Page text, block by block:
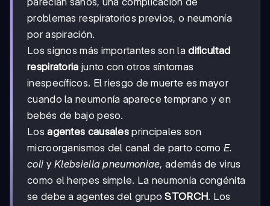
problemas respiratorios previos, o neumonía
por aspiración.
Los signos más importantes son ladificultad
respiratoria junto con otros síntomas
inespecíficos. El riesgo de muerte es mayor
cuando la neumonía aparece temprano y en
bebés de bajo peso.
Losagentes causales principales son
microorganismos del canal de parto como E.
coli yKlebsiella pneumoniae, además de virus
como el herpes simple. La neumonía congénita
se debe a agentes del grupoSTORCH. Los